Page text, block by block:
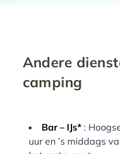
Andere
camping
Bar – IJs*:
uur en ’s middags